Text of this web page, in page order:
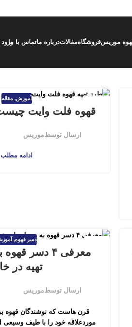
موریسفروشگاهمقالاتدرباره ماتماس با ما
فروردین
آموزش,مقاله
قهوه فلت وایت
ارسال توسطموریس
ادامه مطلب
اسفند
دسر قهوه,
معرفی ۴ دسر
تهیه در
ارسال توسطموریس
قرن هاست که نوشندگان قهوه
موردعلاقه خود را با طیف